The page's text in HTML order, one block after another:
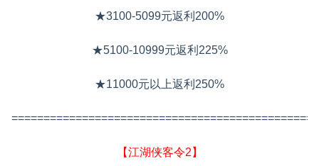
★3100-5099元返利200%
★5100-10999元返利225%
★11000元以上返利250%
【江湖侠客令2】